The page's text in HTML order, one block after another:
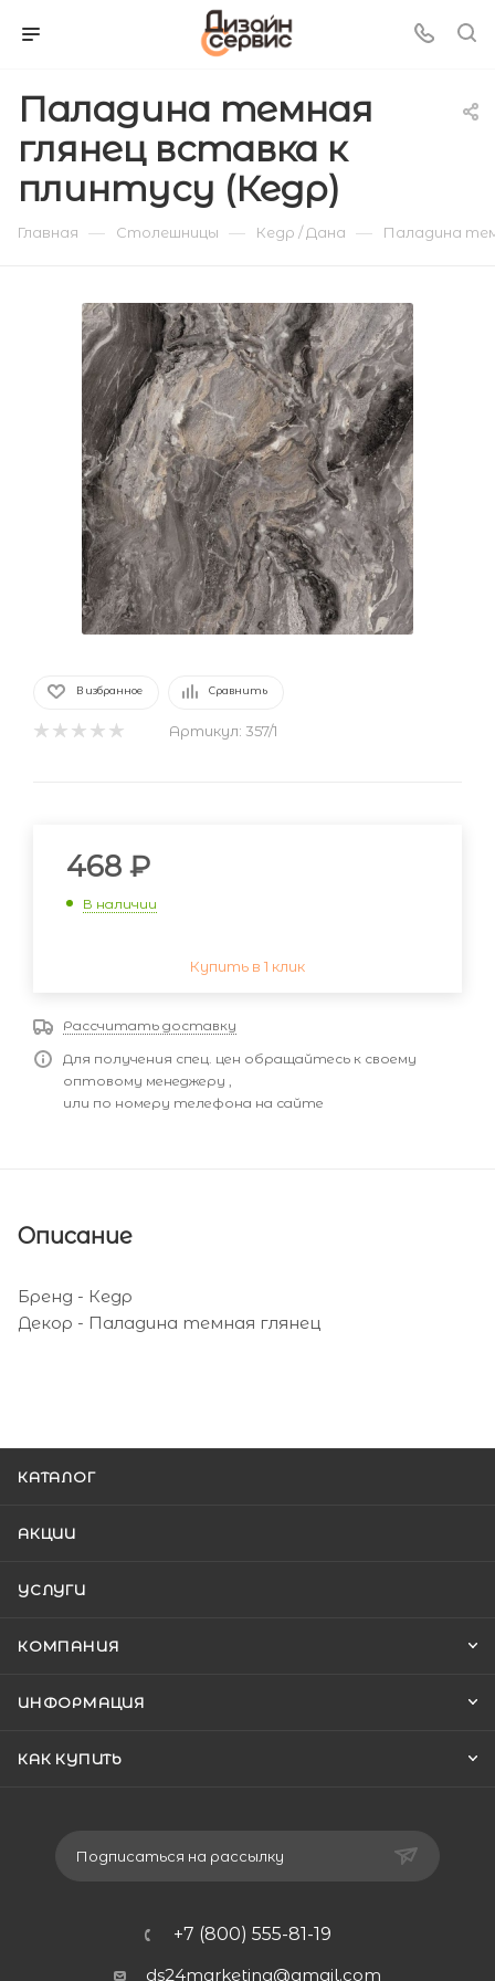
Паладина темная
глянец вставка к
плинтусу (Кедр)
Главная — Столешницы — Кедр / Дана — Паладина
В избранное Сравнить
Артикул: 357/1
468 ₽
В наличии
Купить в 1 клик
Рассчитать доставку
Для получения спец. цен обращайтесь к своему
оптовому менеджеру ,
или по номеру телефона на сайте
Описание
Бренд - Кедр
Декор - Паладина темная глянец
КАТАЛОГ
АКЦИИ
УСЛУГИ
КОМПАНИЯ
ИНФОРМАЦИЯ
КАК КУПИТЬ
Подписаться на рассылку
+7 (800) 555-81-19
ds24marketing@gmail.com